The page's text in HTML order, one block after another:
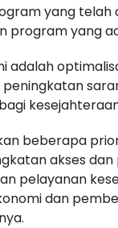
yang telah
yang
adalah
beberapa
akses
pelayanan
dan